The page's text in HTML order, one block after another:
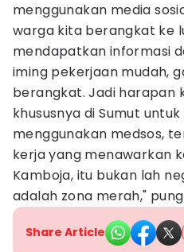
menggunakan media
warga kita berangkat ke
mendapatkan informasi
iming pekerjaan mudah,
berangkat. Jadi harapan
khususnya di Sumut
menggunakan medsos,
kerja yang menawarkan
Kamboja, itu bukan lah
adalah zona merah,"
Share Article